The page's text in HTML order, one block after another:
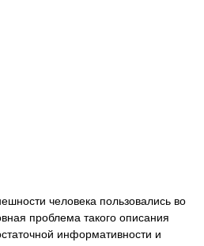
человека пользовались во
проблема такого описания
информативности и